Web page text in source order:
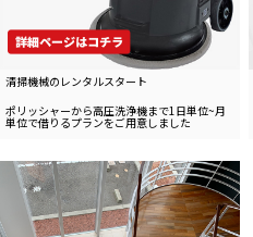
清掃機械のレンタルスタート
ポリッシャーから高圧洗浄機まで1日単位~月
単位で借りるプランをご用意しました